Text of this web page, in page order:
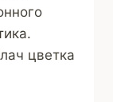
цветка